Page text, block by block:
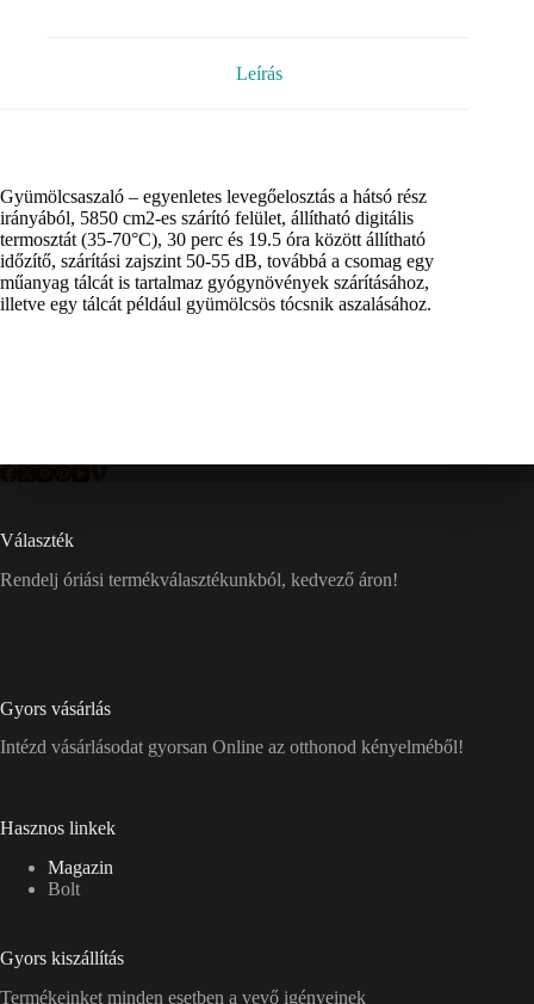
Leírás
Gyümölcsaszaló – egyenletes levegőelosztás a hátsó rész
irányából, 5850 cm2-es szárító felület, állítható digitális
termosztát (35-70°C), 30 perc és 19.5 óra között állítható
időzítő, szárítási zajszint 50-55 dB, továbbá a csomag egy
műanyag tálcát is tartalmaz gyógynövények szárításához,
illetve egy tálcát például gyümölcsös tócsnik aszalásához.
Választék
Rendelj óriási termékválasztékunkból, kedvező áron!
Gyors vásárlás
Intézd vásárlásodat gyorsan Online az otthonod kényelméből!
Hasznos linkek
Magazin
Bolt
Gyors kiszállítás
Termékeinket minden esetben a vevő igényeinek